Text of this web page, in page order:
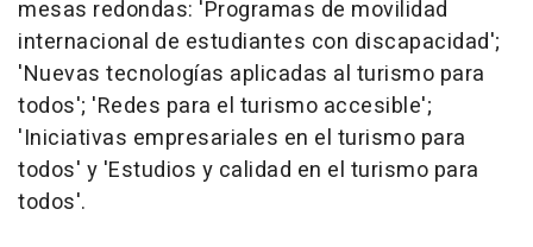
mesas redondas: 'Programas de movilidad
internacional de estudiantes con discapacidad';
'Nuevas tecnologías aplicadas al turismo para
todos'; 'Redes para el turismo accesible';
'Iniciativas empresariales en el turismo para
todos' y 'Estudios y calidad en el turismo para
todos'.